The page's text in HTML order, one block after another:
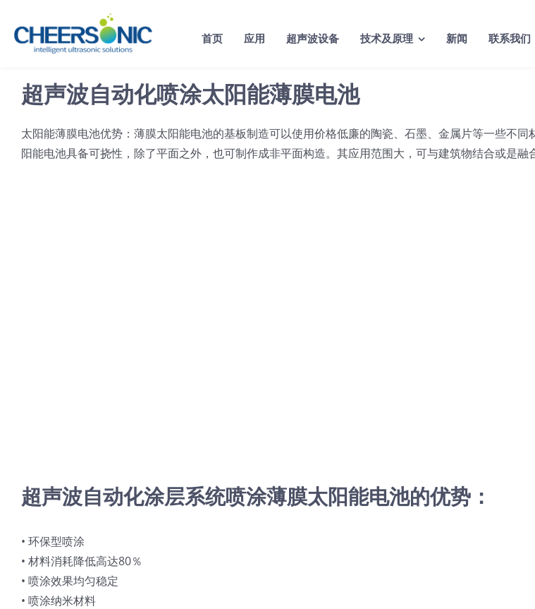
content
首页 应用 超声波设备 技术及原理 新闻 联系我们
超声波自动化喷涂太阳能薄膜电池
太阳能薄膜电池优势：薄膜太阳能电池的基板制造可以使用价格低廉的陶瓷、石墨、金属片等一些不
阳能电池具备可挠性，除了平面之外，也可制作成非平面构造。其应用范围大，可与建筑物结合或是融
超声波自动化涂层系统喷涂薄膜太阳能电池的优势：
• 环保型喷涂
• 材料消耗降低高达80％
• 喷涂效果均匀稳定
• 喷涂纳米材料